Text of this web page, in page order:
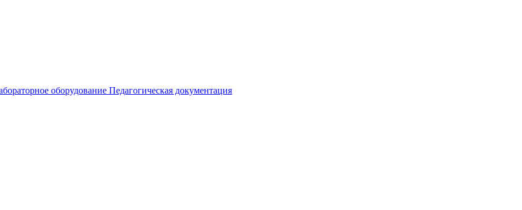
оборудование Педагогическая документация